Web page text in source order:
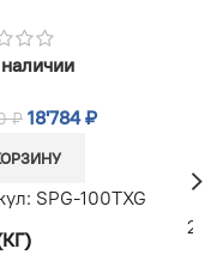
₽ 18'784₽
SPG-100TXG
20